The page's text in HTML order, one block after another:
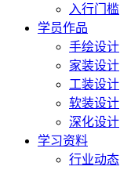
入行门槛
学员作品
手绘设计
家装设计
工装设计
软装设计
深化设计
学习资料
行业动态